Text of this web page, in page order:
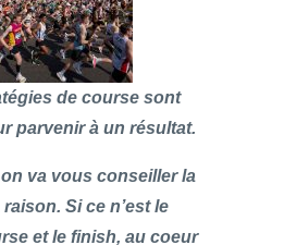
de course sont
parvenir à un résultat.
va vous conseiller la
Si ce n’est le
et le finish, au coeur